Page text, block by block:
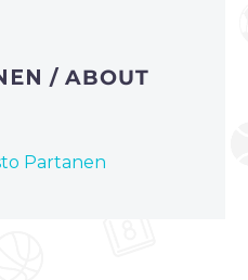
/ ABOUT
Partanen